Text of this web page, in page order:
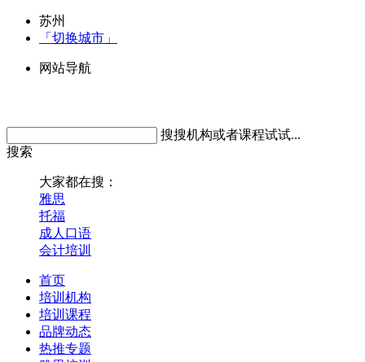
苏州
「切换城市」
网站导航
搜搜机构或者课程试试...
搜索
大家都在搜：
雅思
托福
成人口语
会计培训
首页
培训机构
培训课程
品牌动态
热推专题